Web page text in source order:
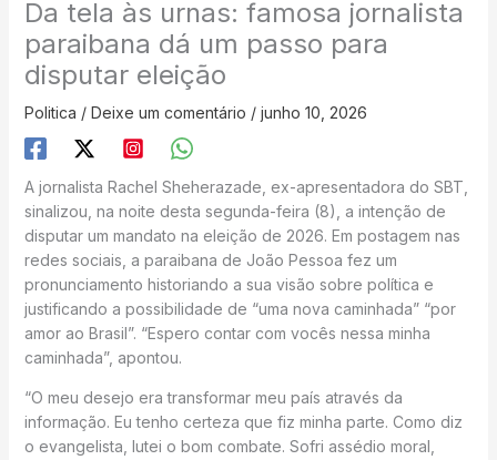
Da tela às urnas: famosa jornalista
paraibana dá um passo para
disputar eleição
Politica / Deixe um comentário / junho 10, 2026
A jornalista Rachel Sheherazade, ex-apresentadora do SBT,
sinalizou, na noite desta segunda-feira (8), a intenção de
disputar um mandato na eleição de 2026. Em postagem nas
redes sociais, a paraibana de João Pessoa fez um
pronunciamento historiando a sua visão sobre política e
justificando a possibilidade de “uma nova caminhada” “por
amor ao Brasil”. “Espero contar com vocês nessa minha
caminhada”, apontou.
“O meu desejo era transformar meu país através da
informação. Eu tenho certeza que fiz minha parte. Como diz
o evangelista, lutei o bom combate. Sofri assédio moral,